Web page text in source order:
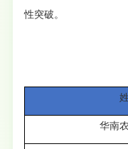
性突破。
华南